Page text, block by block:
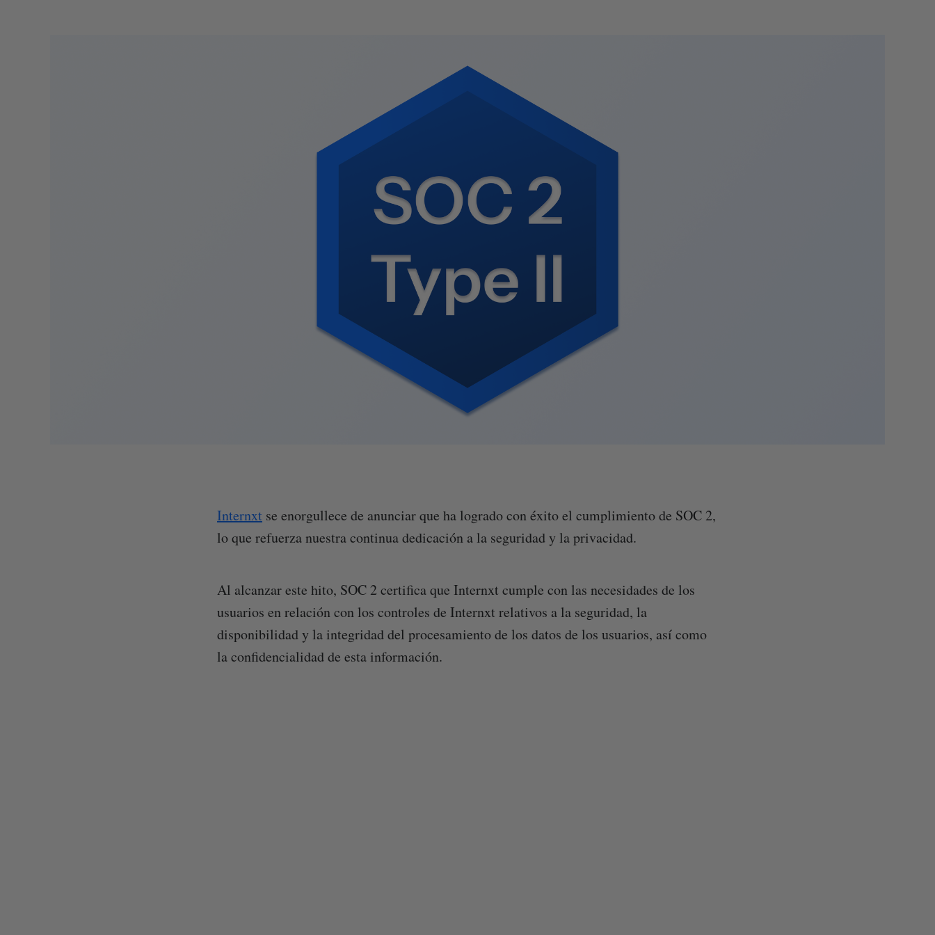
Internxt se enorgullece de anunciar que ha logrado con éxito el cumplimiento de SOC 2,
lo que refuerza nuestra continua dedicación a la seguridad y la privacidad.
Al alcanzar este hito, SOC 2 certifica que Internxt cumple con las necesidades de los
usuarios en relación con los controles de Internxt relativos a la seguridad, la
disponibilidad y la integridad del procesamiento de los datos de los usuarios, así como
la confidencialidad de esta información.